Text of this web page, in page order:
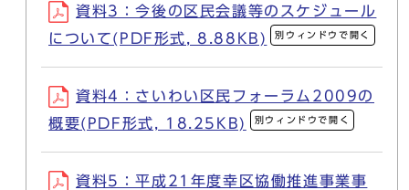
資料3：今後の区民会議等のスケジュール
について(PDF形式, 8.88KB)
別ウィンドウで開く
資料4：さいわい区民フォーラム2009の
概要(PDF形式, 18.25KB)
別ウィンドウで開く
資料5：平成21年度幸区協働推進事業事